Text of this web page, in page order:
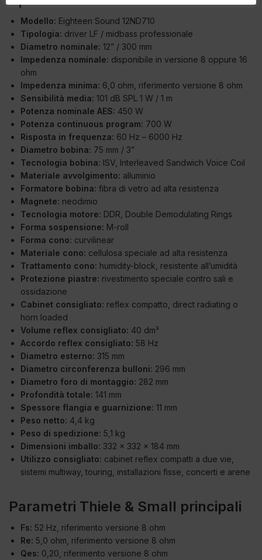
Modello: Eighteen Sound 12ND710
Tipologia: driver LF / midbass professionale
Diametro nominale: 12” / 300 mm
Impedenza nominale: disponibile in versione 8 oppure 16
ohm
Impedenza minima: 6,0 ohm, riferimento versione 8 ohm
Sensibilità media: 101 dB SPL 1 W / 1 m
Potenza nominale AES: 450 W
Potenza continuous program: 700 W
Risposta in frequenza: 60 Hz – 6000 Hz
Diametro bobina: 75 mm / 3”
Tecnologia bobina: ISV, Interleaved Sandwich Voice Coil
Materiale avvolgimento: alluminio
Formatore bobina: fibra di vetro ad alta resistenza
Magnete: neodimio
Tecnologia motore: DDR, Double Demodulating Rings
Forma sospensione: M-roll
Forma cono: curvilinear
Materiale cono: cellulosa speciale ad alta resistenza
Trattamento cono: humidity-block, resistente all’umidità
Protezione piastre: rivestimento speciale contro sali e
ossidazione
Cabinet consigliato: reflex compatto, direct radiating o
horn loaded
Volume reflex consigliato: 40 dm³
Accordo reflex consigliato: 58 Hz
Diametro esterno: 315 mm
Diametro circonferenza bulloni: 296 mm
Diametro foro di montaggio: 282 mm
Profondità totale: 141 mm
Spessore flangia e guarnizione: 11 mm
Peso netto: 4,4 kg
Peso di spedizione: 5,1 kg
Dimensioni imballo: 332 x 332 x 184 mm
Utilizzo consigliato: cabinet reflex compatti a due vie,
sistemi multiway, touring, installazioni fisse, concerti e arene
Parametri Thiele & Small principali
Fs: 52 Hz, riferimento versione 8 ohm
Re: 5,0 ohm, riferimento versione 8 ohm
Qes: 0,20, riferimento versione 8 ohm